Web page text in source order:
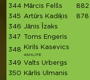
344 Mārcis Felšs 882
345
Artūrs Kadiķis 878
346 Jānis Īzaks
347
Toms Engeris
348 Kirils Kasevics
ASHLIFE
349 Valts Urbergs
350
Kārlis Ulmanis